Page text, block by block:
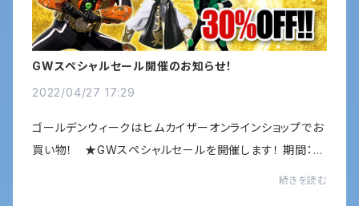
GWスペシャルセール開催のお知らせ！
2022/04/27 17:29
ゴールデンウィークはヒムカイザーオンラインショップでお
買い物！ ★GWスペシャルセールを開催します！ 期間：４
続きを読む